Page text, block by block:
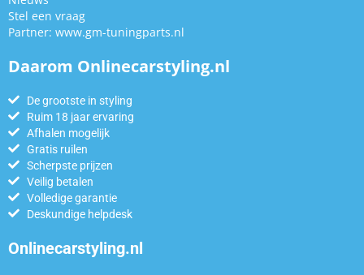
Stel een vraag
Partner: www.gm-tuningparts.nl
Daarom Onlinecarstyling.nl
De grootste in styling
Ruim 18 jaar ervaring
Afhalen mogelijk
Gratis ruilen
Scherpste prijzen
Veilig betalen
Volledige garantie
Deskundige helpdesk
Onlinecarstyling.nl